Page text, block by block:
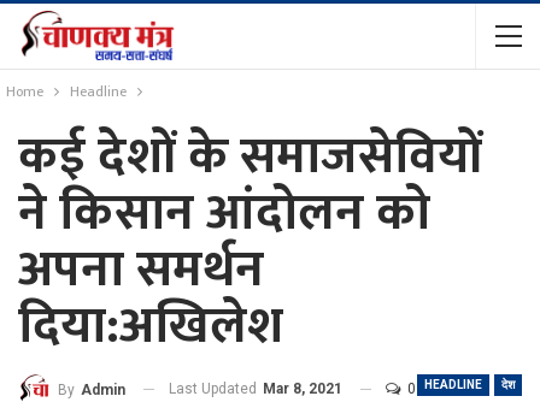
Home Headline
कई देशों के समाजसेवियों
ने किसान आंदोलन को
अपना समर्थन
दिया:अखिलेश
HEADLINE देश
By Admin Last Updated Mar 8, 2021 0